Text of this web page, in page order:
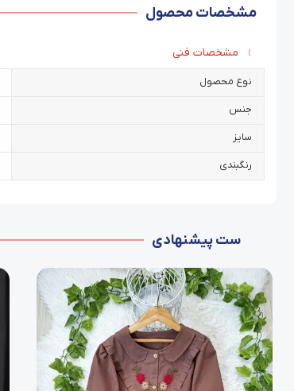
مشخصات محصول
مشخصات فنی
نوع محصول
جنس
سایز
رنگبندی
ست پیشنهادی